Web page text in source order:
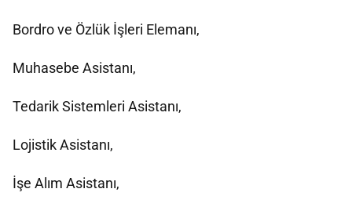
Bordro ve Özlük İşleri Elemanı,
Muhasebe Asistanı,
Tedarik Sistemleri Asistanı,
Lojistik Asistanı,
İşe Alım Asistanı,